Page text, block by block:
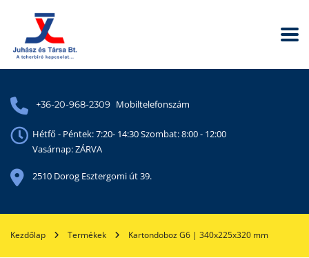
+36-20-968-2309 Mobiltelefonszám
Hétfő - Péntek: 7:20- 14:30 Szombat: 8:00 - 12:00
Vasárnap: ZÁRVA
2510 Dorog Esztergomi út 39.
Kezdőlap Termékek Kartondoboz G6 | 340x225x320 mm